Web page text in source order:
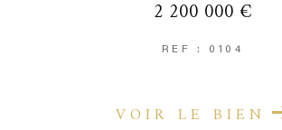
2 200 000 €
REF : 0104
VOIR LE BIEN